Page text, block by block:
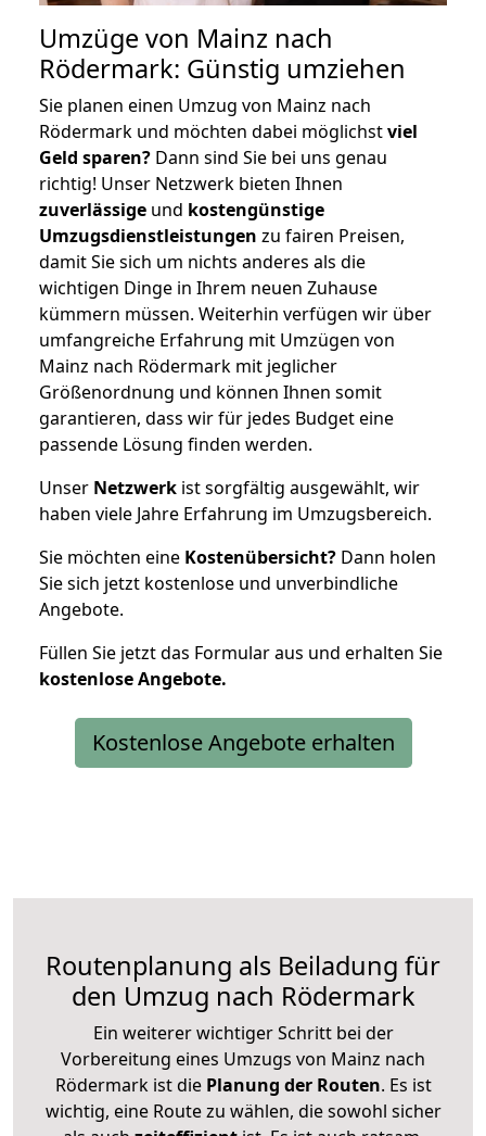
Umzüge von Mainz nach
Rödermark: Günstig umziehen
Sie planen einen Umzug von Mainz nach
Rödermark und möchten dabei möglichstviel
Geld sparen? Dann sind Sie bei uns genau
richtig! Unser Netzwerk bieten Ihnen
zuverlässige und kostengünstige
Umzugsdienstleistungen zu fairen Preisen,
damit Sie sich um nichts anderes als die
wichtigen Dinge in Ihrem neuen Zuhause
kümmern müssen. Weiterhin verfügen wir über
umfangreiche Erfahrung mit Umzügen von
Mainz nach Rödermark mit jeglicher
Größenordnung und können Ihnen somit
garantieren, dass wir für jedes Budget eine
passende Lösung finden werden.
Unser Netzwerk ist sorgfältig ausgewählt, wir
haben viele Jahre Erfahrung im Umzugsbereich.
Sie möchten eine Kostenübersicht? Dann holen
Sie sich jetzt kostenlose und unverbindliche
Angebote.
Füllen Sie jetzt das Formular aus und erhalten Sie
kostenloseAngebote.
Kostenlose Angebote erhalten
Routenplanung als Beiladung für
den Umzug nach Rödermark
Ein weiterer wichtiger Schritt bei der
Vorbereitung eines Umzugs von Mainz nach
Rödermark ist diePlanung der Routen. Es ist
wichtig, eine Route zu wählen, die sowohl sicher